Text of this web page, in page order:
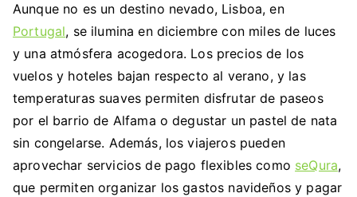
Aunque no es un destino nevado, Lisboa, en
Portugal, se ilumina en diciembre con miles de luces
y una atmósfera acogedora. Los precios de los
vuelos y hoteles bajan respecto al verano, y las
temperaturas suaves permiten disfrutar de paseos
por el barrio de Alfama o degustar un pastel de nata
sin congelarse. Además, los viajeros pueden
aprovechar servicios de pago flexibles como seQura,
que permiten organizar los gastos navideños y pagar